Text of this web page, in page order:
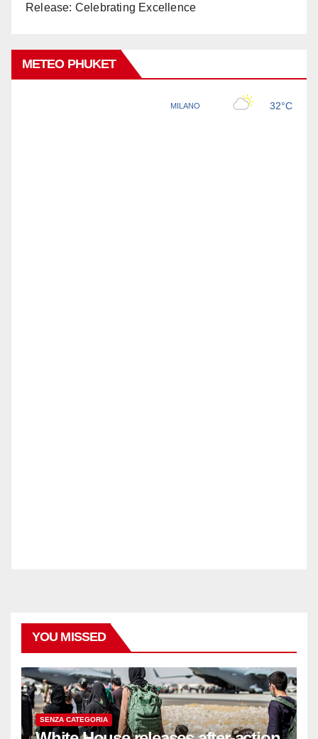
Release: Celebrating Excellence
METEO PHUKET
YOU MISSED
SENZA CATEGORIA